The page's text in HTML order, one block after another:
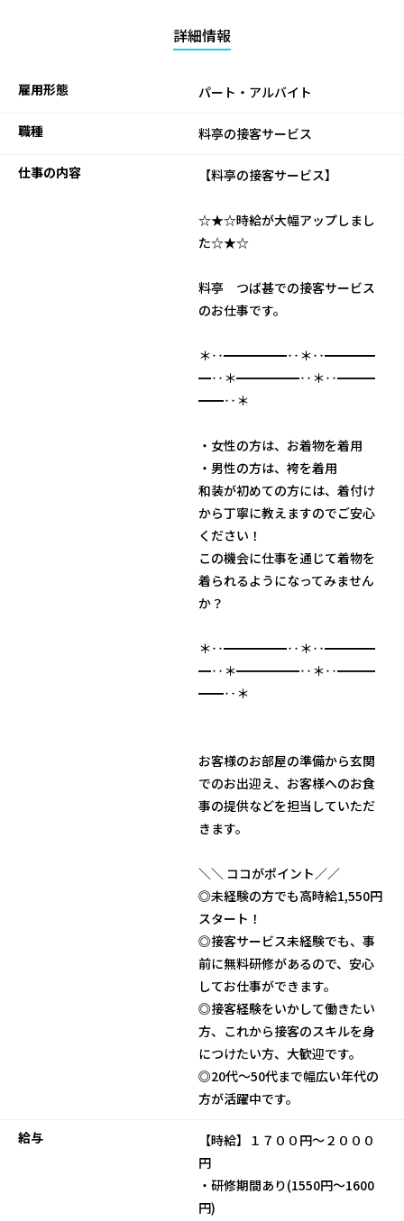
詳細情報
雇用形態 パート・アルバイト
職種 料亭の接客サービス
仕事の内容 【料亭の接客サービス】
☆★☆時給が大幅アップしまし
た☆★☆
料亭 つば甚での接客サービス
のお仕事です。
＊‥━━━━━‥＊‥━━━━
━‥＊━━━━━‥＊‥━━━
━━‥＊
・女性の方は、お着物を着用
・男性の方は、袴を着用
和装が初めての方には、着付け
から丁寧に教えますのでご安心
ください！
この機会に仕事を通じて着物を
着られるようになってみません
か？
＊‥━━━━━‥＊‥━━━━
━‥＊━━━━━‥＊‥━━━
━━‥＊
お客様のお部屋の準備から玄関
でのお出迎え、お客様へのお食
事の提供などを担当していただ
きます。
＼＼ ココがポイント／／
◎未経験の方でも高時給1,550円
スタート！
◎接客サービス未経験でも、事
前に無料研修があるので、安心
してお仕事ができます。
◎接客経験をいかして働きたい
方、これから接客のスキルを身
につけたい方、大歓迎です。
◎20代～50代まで幅広い年代の
方が活躍中です。
給与
【時給】１７００円～２０００
円
・研修期間あり(1550円～1600
円)